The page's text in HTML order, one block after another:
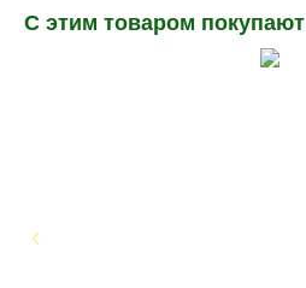
С этим товаром покупают